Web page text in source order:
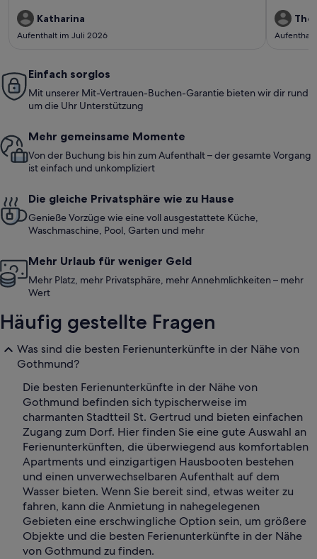
Katharina
Aufenthalt im Juli 2026
Einfach sorglos
Mit unserer Mit-Vertrauen-Buchen-Garantie bieten wir dir rund
um die Uhr Unterstützung
Mehr gemeinsame Momente
Von der Buchung bis hin zum Aufenthalt – der gesamte Vorgang
ist einfach und unkompliziert
Die gleiche Privatsphäre wie zu Hause
Genieße Vorzüge wie eine voll ausgestattete Küche,
Waschmaschine, Pool, Garten und mehr
Mehr Urlaub für weniger Geld
Mehr Platz, mehr Privatsphäre, mehr Annehmlichkeiten – mehr
Wert
Häufig gestellte Fragen
Was sind die besten Ferienunterkünfte in der Nähe von
Gothmund?
Die besten Ferienunterkünfte in der Nähe von
Gothmund befinden sich typischerweise im
charmanten Stadtteil St. Gertrud und bieten einfachen
Zugang zum Dorf. Hier finden Sie eine gute Auswahl an
Ferienunterkünften, die überwiegend aus komfortablen
Apartments und einzigartigen Hausbooten bestehen
und einen unverwechselbaren Aufenthalt auf dem
Wasser bieten. Wenn Sie bereit sind, etwas weiter zu
fahren, kann die Anmietung in nahegelegenen
Gebieten eine erschwingliche Option sein, um größere
Objekte und die besten Ferienunterkünfte in der Nähe
von Gothmund zu finden.